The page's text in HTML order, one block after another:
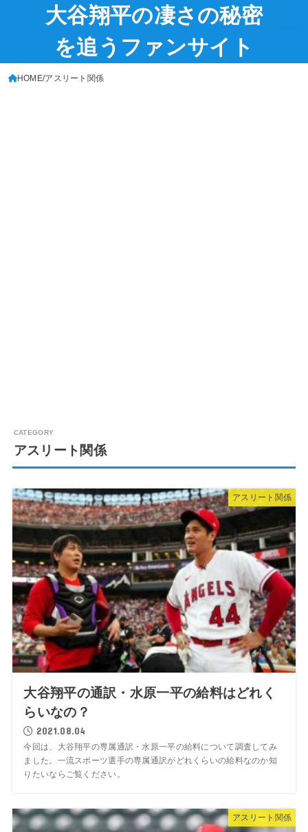
大谷翔平の凄さの秘密
を追うファンサイト
HOME アスリート関係
アスリート関係
アスリート関係
大谷翔平の通訳・水原一平の給料はどれく
らいなの？
2021.08.04
今回は、大谷翔平の専属通訳・水原一平の給料について調査してみ
ました。一流スポーツ選手の専属通訳がどれくらいの給料なのか知
りたいならご覧ください。
アスリート関係